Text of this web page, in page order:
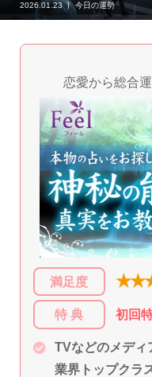
2026.01.23 今日の運勢
恋愛から総合運
満足度
特 典 初回
TVなどのメディ
業界トップクラ